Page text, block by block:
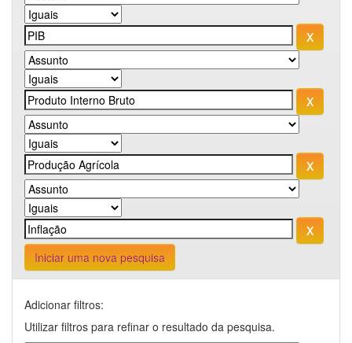
Iniciar uma nova pesquisa
Adicionar filtros:
Utilizar filtros para refinar o resultado da pesquisa.